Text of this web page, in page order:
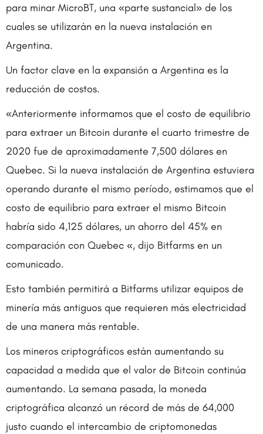
para minar MicroBT, una «parte sustancial» de los
cuales se utilizarán en la nueva instalación en
Argentina.
Un factor clave en la expansión a Argentina es la
reducción de costos.
«Anteriormente informamos que el costo de equilibrio
para extraer un Bitcoin durante el cuarto trimestre de
2020 fue de aproximadamente 7,500 dólares en
Quebec. Si la nueva instalación de Argentina estuviera
operando durante el mismo período, estimamos que el
costo de equilibrio para extraer el mismo Bitcoin
habría sido 4,125 dólares, un ahorro del 45% en
comparación con Quebec «, dijo Bitfarms en un
comunicado.
Esto también permitirá a Bitfarms utilizar equipos de
minería más antiguos que requieren más electricidad
de una manera más rentable.
Los mineros criptográficos están aumentando su
capacidad a medida que el valor de Bitcoin continúa
aumentando. La semana pasada, la moneda
criptográfica alcanzó un récord de más de 64,000
justo cuando el intercambio de criptomonedas